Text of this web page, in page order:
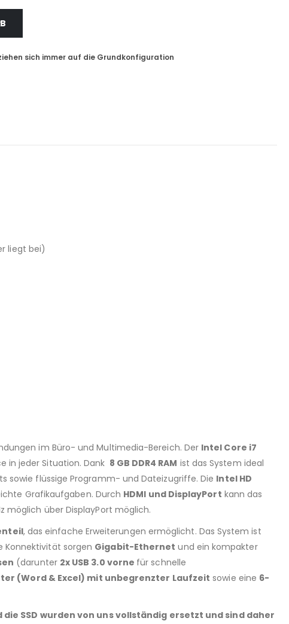
liegt bei)
im Büro- und Multimedia-Bereich. Der Intel Core i7
in jeder Situation. Dank 8 GB DDR4 RAM ist das System ideal
sowie flüssige Programm- und Dateizugriffe. Die Intel HD
Grafikaufgaben. Durch HDMI und DisplayPort kann das
möglich über DisplayPort möglich.
, das einfache Erweiterungen ermöglicht. Das System ist
Konnektivität sorgen Gigabit-Ethernet und ein kompakter
(darunter 2x USB 3.0 vorne für schnelle
(Word & Excel) mit unbegrenzter Laufzeit sowie eine 6-
SSD wurden von uns vollständig ersetzt und sind daher